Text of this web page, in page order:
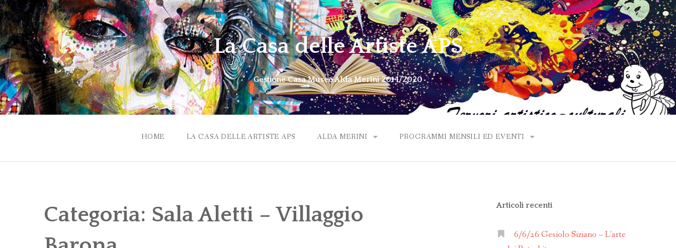
Skip
to
content
La Casa delle Artiste APS
Gestione Casa Museo Alda Merini 2014/2020
HOME LA CASA DELLE ARTISTE APS ALDA MERINI
ALDA VIDEO OMAGGIO
PROGRAMMI MENSILI ED EVENTI
ANNO 2020
Categoria: Sala Aletti – Villaggio
Articoli recenti
6/6/26 Gesiolo Siziano – L’arte